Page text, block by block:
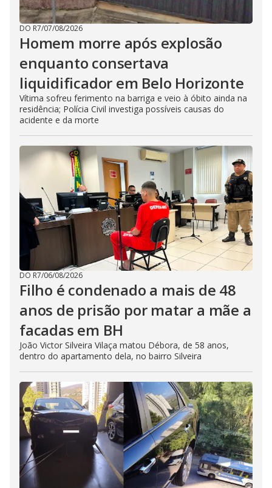
DO R7/07/08/2026
Homem morre após explosão
enquanto consertava
liquidificador em Belo Horizonte
Vítima sofreu ferimento na barriga e veio à óbito ainda na
residência; Polícia Civil investiga possíveis causas do
acidente e da morte
DO R7/06/08/2026
Filho é condenado a mais de 48
anos de prisão por matar a mãe a
facadas em BH
João Victor Silveira Vilaça matou Débora, de 58 anos,
dentro do apartamento dela, no bairro Silveira